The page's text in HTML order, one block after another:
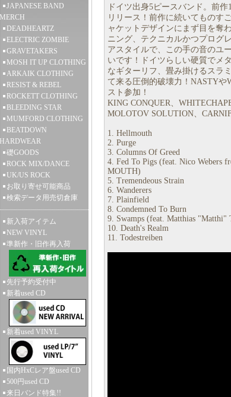
JAPANESE BAND
MERCH
DEADHEARTZ
ELECTRIC ZOMBIE
GRAVETAKERS
MOSH IT UP CLOTHING
ARKAIK CLOTHING
RESIST & REBEL
ROCKETT CLOTHING
BLEEDING STAR
MUMFORD CLOTHING
BEATDOWN
HARDWEAR
礎GOODS
ROCK MIX/DANCE
UK/US ROCK
お取り寄せ可能商品
検索データ用売切倉庫
新入荷アイテム
NEW VINYL
準新作・旧作再入荷
先行予約受付中
新着used CD
新着used VINYL
国内HxCレア盤used CD
500円used CD
来日バンド特集!!
ドイツ出身5ピースバンド。前
リリース！前作に続いてものす
ャケットデザインにまず目を奪
ニング、テクニカルかつプログ
アスタイルで、この手の音のユ
いです！ドイツらしい硬質でメ
なギターリフ、畳み掛けるスラ
て来る圧倒的破壊力！NASTYや
スト参加！
KING CONQUER、
MOLOTOV SOLUTION、
1. Hellmouth
2. Purge
3. Columns Of Greed
4. Fed To Pigs (feat. Nico Webers
MOUTH)
5. Tremendeous Strain
6. Wanderers
7. Plainfield
8. Condemned To Burn
9. Swamps (feat. Matthias
10. Death's Realm
11. Todestreiben